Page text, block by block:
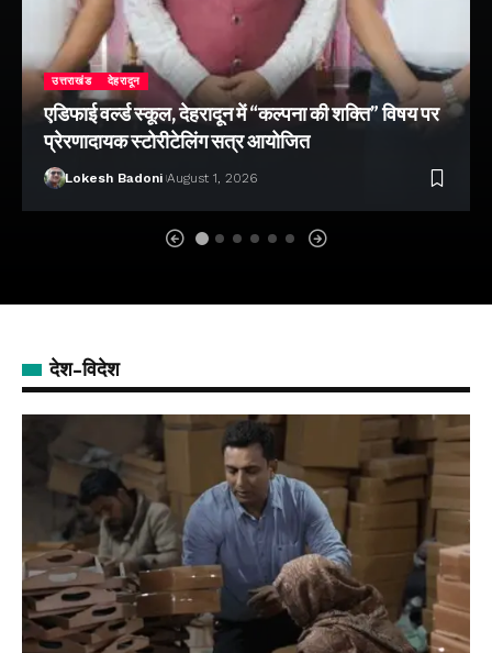
उत्तराखंड देहरादून
एडिफाई वर्ल्ड स्कूल, देहरादून में “कल्पना की शक्ति” विषय पर
प्रेरणादायक स्टोरीटेलिंग सत्र आयोजित
Lokesh Badoni August 1, 2026
देश-विदेश